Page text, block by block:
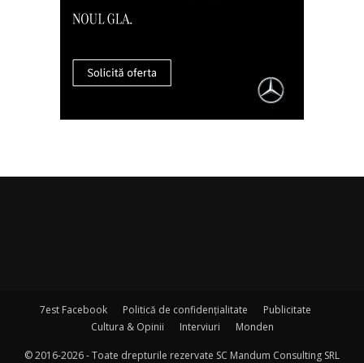
7est Facebook Politică de confidențialitate
Publicitate
Cultura & Opinii
Interviuri Monden
© 2016-2026 - Toate drepturile rezervate SC Mandum Consulting SRL